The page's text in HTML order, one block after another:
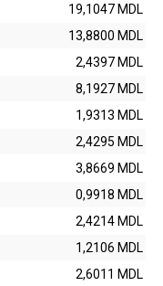
19,1047 MDL
13,8800 MDL
2,4397 MDL
8,1927 MDL
1,9313 MDL
2,4295 MDL
3,8669 MDL
0,9918 MDL
2,4214 MDL
1,2106 MDL
2,6011 MDL